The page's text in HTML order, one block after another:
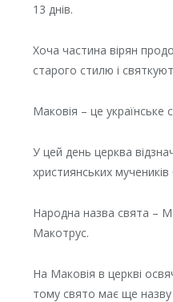
13 днів.
Хоча частина вірян
старого стилю і
Маковія – це українське
У цей день церква
християнських
Народна назва свята –
Макотрус.
На Маковія в церкві
тому свято має ще